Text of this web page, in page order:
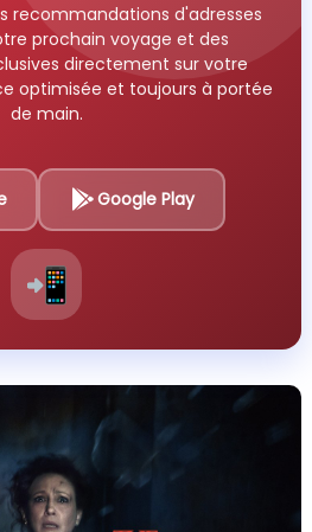
recommandations d'adresses
prochain voyage et des
directement sur votre
optimisée et toujours à portée
de main.
Google Play
📲